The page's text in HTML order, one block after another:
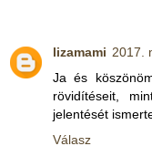
lizamami 2017.
Ja és
rövidítéseit,
jelentését
Válasz